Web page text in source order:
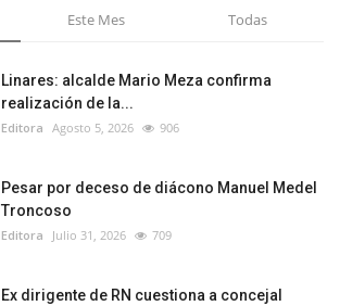
Este Mes Todas
Linares: alcalde Mario Meza confirma
realización de la...
Editora Agosto 5, 2026 906
Pesar por deceso de diácono Manuel Medel
Troncoso
Editora Julio 31, 2026 709
Ex dirigente de RN cuestiona a concejal